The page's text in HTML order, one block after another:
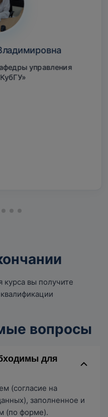
управления
вы получите
вопросы
для
(согласие на
заполненное и
(по форме).